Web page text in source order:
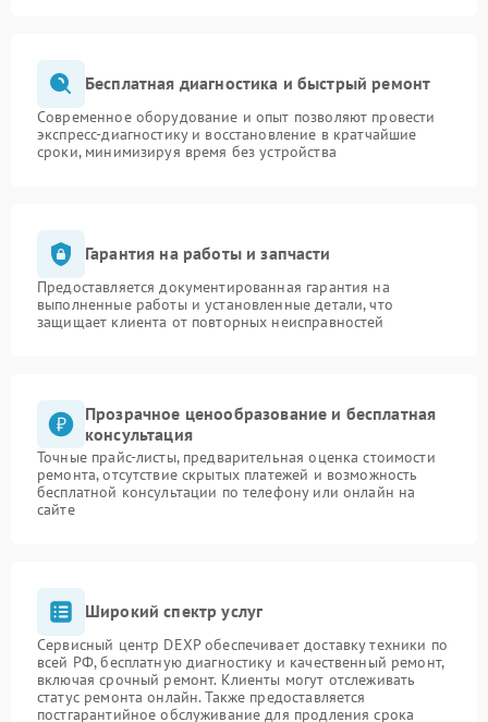
Бесплатная диагностика и быстрый ремонт
Современное оборудование и опыт позволяют провести
экспресс-диагностику и восстановление в кратчайшие
сроки, минимизируя время без устройства
Гарантия на работы и запчасти
Предоставляется документированная гарантия на
выполненные работы и установленные детали, что
защищает клиента от повторных неисправностей
Прозрачное ценообразование и бесплатная
консультация
Точные прайс-листы, предварительная оценка стоимости
ремонта, отсутствие скрытых платежей и возможность
бесплатной консультации по телефону или онлайн на
сайте
Широкий спектр услуг
Сервисный центр DEXP обеспечивает доставку техники по
всей РФ, бесплатную диагностику и качественный ремонт,
включая срочный ремонт. Клиенты могут отслеживать
статус ремонта онлайн. Также предоставляется
постгарантийное обслуживание для продления срока